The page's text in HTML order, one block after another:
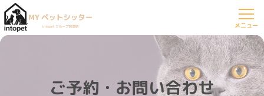
ご予約・お問い合わせ